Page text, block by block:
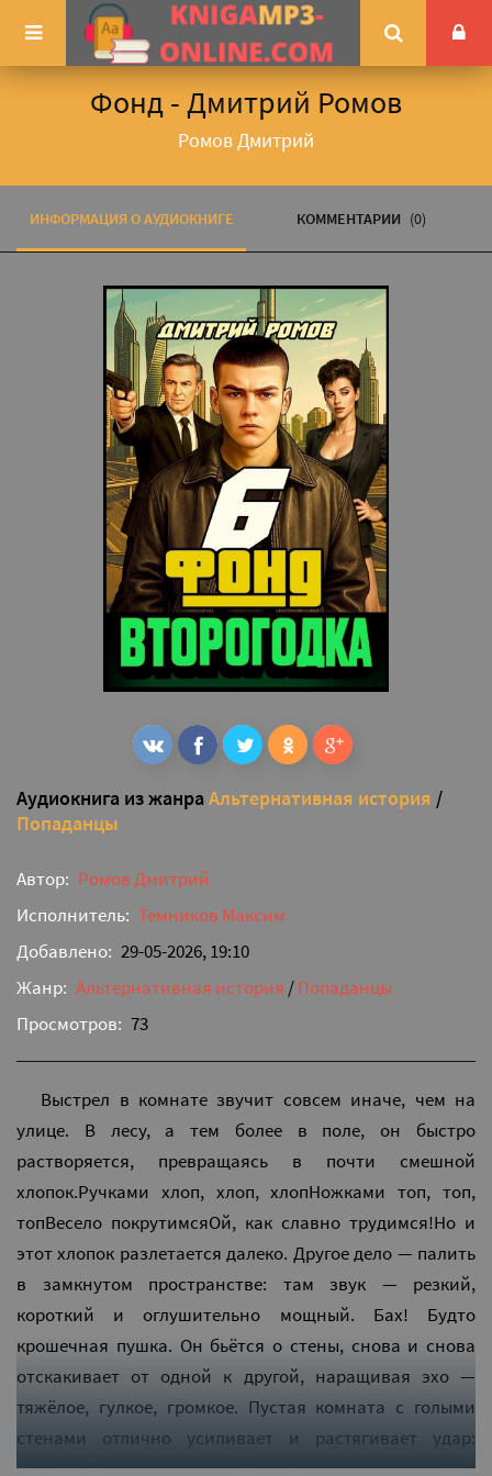
Фонд - Дмитрий Ромов
Ромов Дмитрий
ИНФОРМАЦИЯ О АУДИОКНИГЕ КОММЕНТАРИИ (0)
Аудиокнига из жанра Альтернативная история /
Попаданцы
Автор: Ромов Дмитрий
Исполнитель: Темников Максим
Добавлено: 29-05-2026, 19:10
Жанр: Альтернативная история /Попаданцы
Просмотров: 73
Выстрел в комнате звучит совсем иначе, чем на
улице. В лесу, а тем более в поле, он быстро
растворяется, превращаясь в почти смешной
хлопок.Ручками хлоп, хлоп, хлопНожками топ, топ,
топВесело покрутимсяОй, как славно трудимся!Но и
этот хлопок разлетается далеко. Другое дело — палить
в замкнутом пространстве: там звук — резкий,
короткий и оглушительно мощный. Бах! Будто
крошечная пушка. Он бьётся о стены, снова и снова
отскакивает от одной к другой, наращивая эхо —
тяжёлое, гулкое, громкое. Пустая комната с голыми
стенами отлично усиливает и растягивает удар:
накладываются отражения, возникают